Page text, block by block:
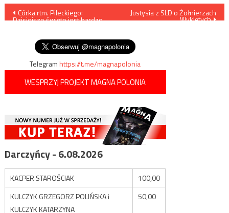
Nawigacja
Córka rtm. Pileckiego:
Dzisiejsze święto jest bardzo
Justysia z SLD o Żołnierzach
Wyklętych
Telegramhttps://t.me/magnapolonia
WESPRZYJ PROJEKT MAGNA POLONIA
Darczyńcy - 6.08.2026
KACPER STAROŚCIAK
100,00
KULCZYK GRZEGORZ POLIŃSKA i
KULCZYK KATARZYNA
50,00